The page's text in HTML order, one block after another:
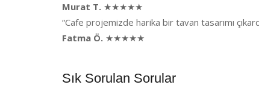
Murat T. ★★★★★
“Cafe projemizde harika bir tavan tasarımı
Fatma Ö. ★★★★★
Sık Sorulan Sorular